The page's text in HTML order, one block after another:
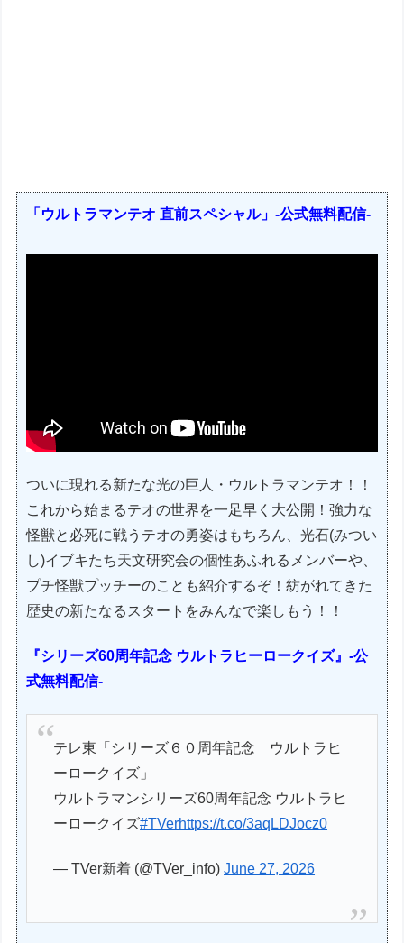
「ウルトラマンテオ 直前スペシャル」-公式無料配信-
ついに現れる新たな光の巨人・ウルトラマンテオ！！
これから始まるテオの世界を一足早く大公開！強力な
怪獣と必死に戦うテオの勇姿はもちろん、光石(みつい
し)イブキたち天文研究会の個性あふれるメンバーや、
プチ怪獣プッチーのことも紹介するぞ！紡がれてきた
歴史の新たなるスタートをみんなで楽しもう！！
『シリーズ60周年記念 ウルトラヒーロークイズ』-公
式無料配信-
テレ東「シリーズ６０周年記念 ウルトラヒ
ーロークイズ」
ウルトラマンシリーズ60周年記念 ウルトラヒ
ーロークイズ#TVerhttps://t.co/3aqLDJocz0
— TVer新着 (@TVer_info)June 27, 2026